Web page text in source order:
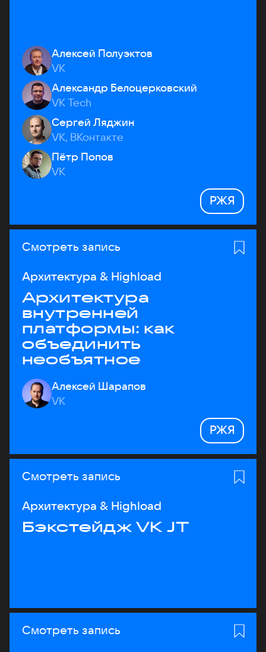
Алексей Полуэктов
VK
Александр Белоцерковский
VK Tech
Сергей Ляджин
VK, ВКонтакте
Пётр Попов
VK
РЖЯ
Смотреть запись
Архитектура & Highload
Архитектура
внутренней
платформы: как
объединить
необъятное
Алексей Шарапов
VK
РЖЯ
Смотреть запись
Архитектура & Highload
Бэкстейдж VK JT
Смотреть запись